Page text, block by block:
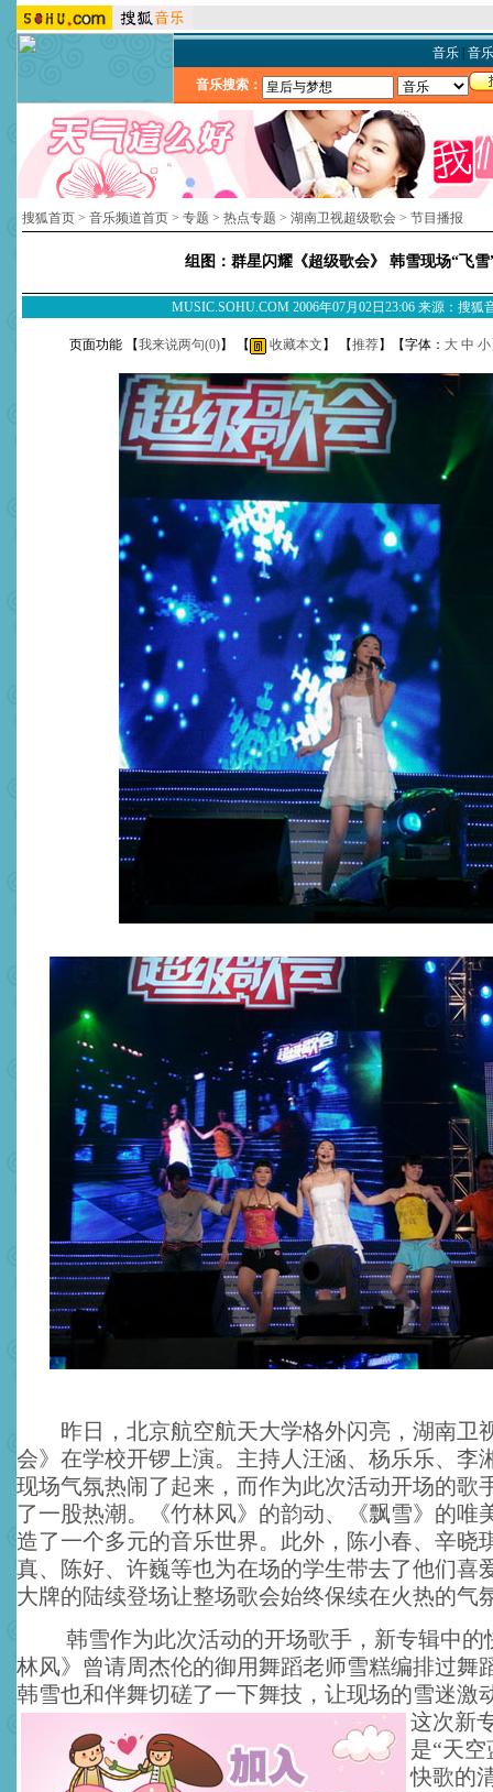
音乐| 音
音乐搜索：
搜狐首页 > 音乐频道首页 > 专题 > 热点专题 > 湖南卫视超级歌会 > 节目播报
组图：群星闪耀《超级歌会》 韩雪现场“飞雪
MUSIC.SOHU.COM 2006年07月02日23:06 来源：搜狐
页面功能 【我来说两句(0)】 【 收藏本文 】 【推荐】【字体： 大 中 小
昨日，北京航空航天大学格外闪亮，湖南卫
会》在学校开锣上演。主持人汪涵、杨乐乐、李
现场气氛热闹了起来，而作为此次活动开场的歌
了一股热潮。《竹林风》的韵动、《飘雪》的唯
造了一个多元的音乐世界。此外，陈小春、辛晓
真、陈好、许巍等也为在场的学生带去了他们喜
大牌的陆续登场让整场歌会始终保续在火热的气
韩雪作为此次活动的开场歌手，新专辑中的
林风》曾请周杰伦的御用舞蹈老师雪糕编排过舞
韩雪也和伴舞切磋了一下舞技，让现场的雪迷激
这次新
是“天
快歌的